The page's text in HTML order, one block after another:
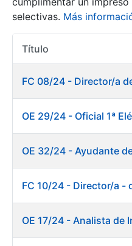
Mostrar/Ocultar
Mostrar/Ocultar
Mostrar/Ocultar
selectivas. Más
Título
OE 17/24 - Analista de